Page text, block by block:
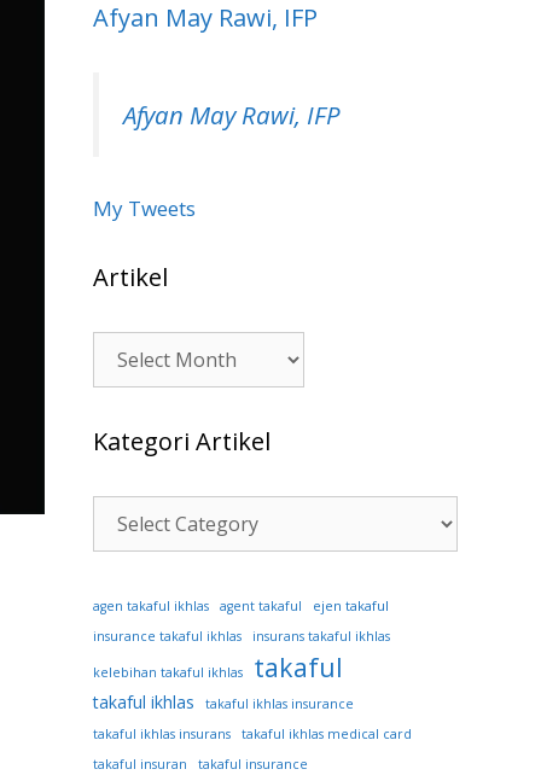
Afyan May Rawi, IFP
Afyan May Rawi, IFP
My Tweets
Artikel
Artikel
Kategori Artikel
Kategori
Artikel
agen takaful ikhlas agent takaful ejen takaful
insurance takaful ikhlas insurans takaful ikhlas
kelebihan takaful ikhlas takaful
takaful ikhlas
takaful ikhlas insurance
takaful ikhlas insurans
takaful ikhlas medical card
takaful insuran
takaful insurance